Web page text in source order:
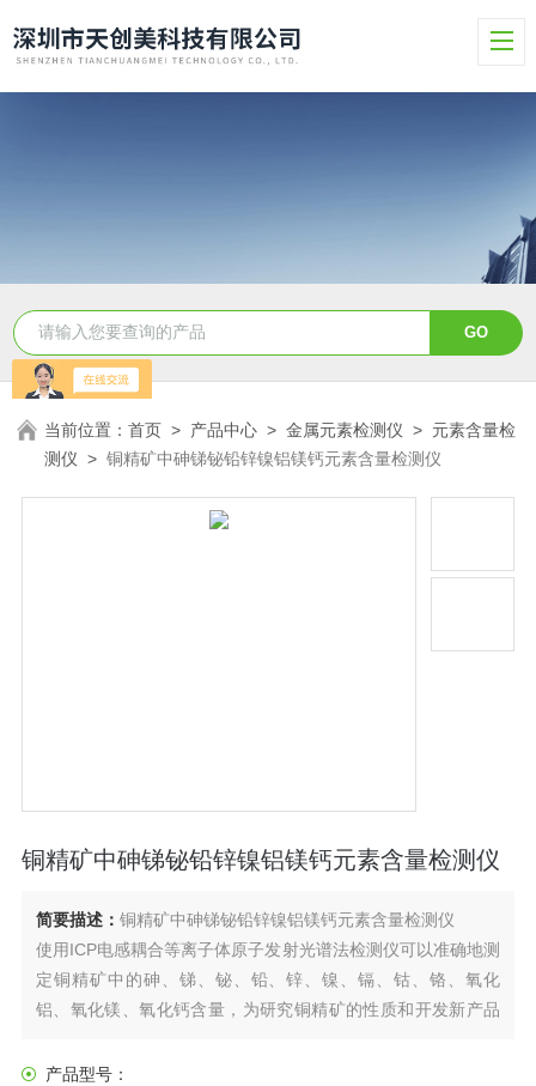
当前位置：首页 > 产品中心 >金属元素检测仪 > 元素含量检
测仪 >铜精矿中砷锑铋铅锌镍铝镁钙元素含量检测仪
铜精矿中砷锑铋铅锌镍铝镁钙元素含量检测仪
简要描述： 铜精矿中砷锑铋铅锌镍铝镁钙元素含量检测仪
使用ICP电感耦合等离子体原子发射光谱法检测仪可以准确地测
定铜精矿中的砷、锑、铋、铅、锌、镍、镉、钴、铬、氧化
铝、氧化镁、氧化钙含量，为研究铜精矿的性质和开发新产品
产品型号：